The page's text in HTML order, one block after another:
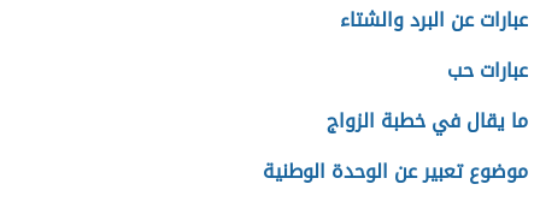
عبارات عن البرد والشتاء
عبارات حب
ما يقال في خطبة الزواج
موضوع تعبير عن الوحدة الوطنية